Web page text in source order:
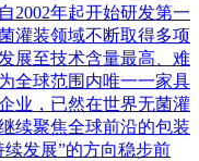
2002年起开始研发第一
灌装领域不断取得多项
展至技术含量最高、难
全球范围内唯一一家具
业，已然在世界无菌灌
续聚焦全球前沿的包装
发展”的方向稳步前